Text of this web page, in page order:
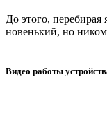
До этого,
новенький, но
Видео работы